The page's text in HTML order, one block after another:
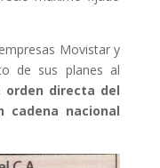
Movistar y
de sus planes al
orden directa del
cadena nacional